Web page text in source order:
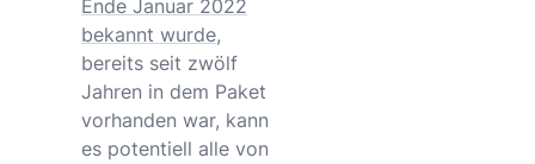
Ende Januar 2022
bekannt wurde,
bereits seit zwölf
Jahren in dem Paket
vorhanden war, kann
es potentiell alle von